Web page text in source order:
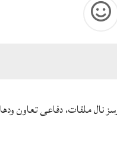
ملقات، دفاعی تعاون ودھا